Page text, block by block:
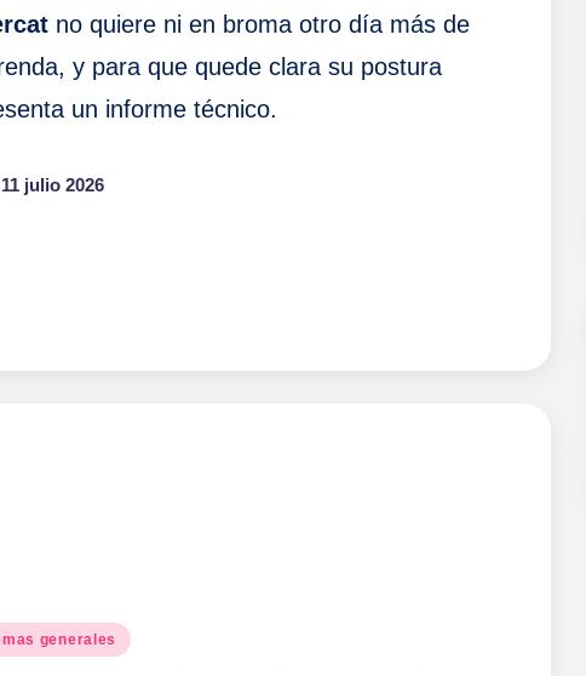
no quiere ni en broma otro día más de
y para que quede clara su postura
un informe técnico.
11 julio 2026
generales